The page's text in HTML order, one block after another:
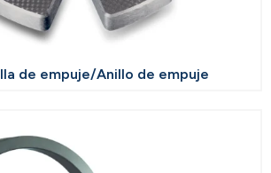
de empuje/Anillo de empuje